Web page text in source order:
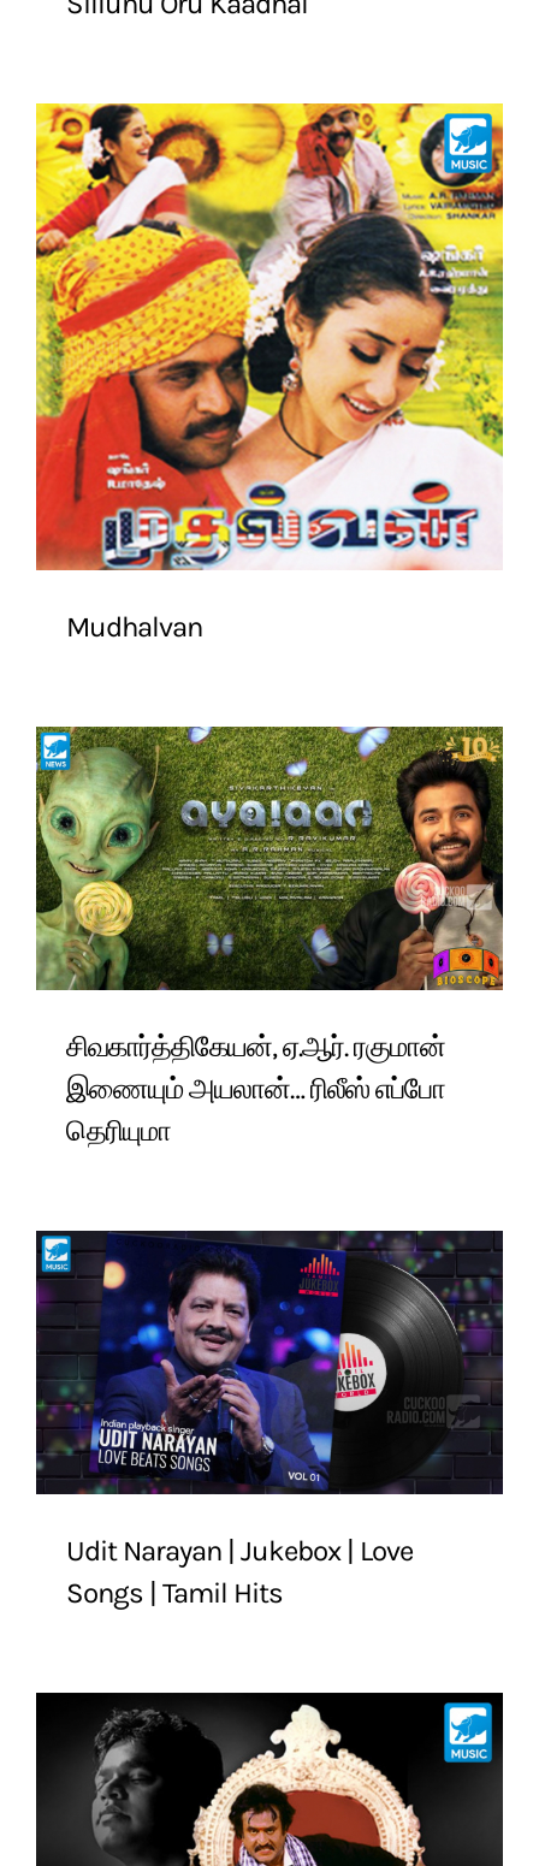
Mudhalvan
சிவகார்த்திகேயன், ஏ.ஆர். ரகுமான்
இணையும் அயலான்… ரிலீஸ் எப்போ
தெரியுமா
Udit Narayan | Jukebox | Love
Songs | Tamil Hits